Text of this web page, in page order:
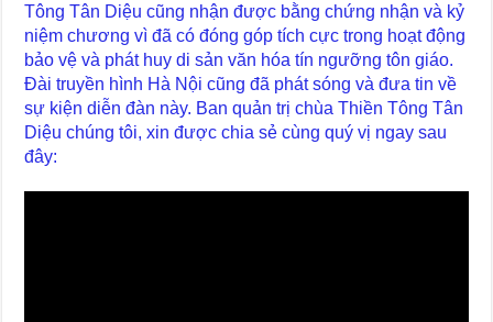
Tông Tân Diệu cũng nhận được bằng chứng nhận và kỷ
niệm chương vì đã có đóng góp tích cực trong hoạt động
bảo vệ và phát huy di sản văn hóa tín ngưỡng tôn giáo.
Đài truyền hình Hà Nội cũng đã phát sóng và đưa tin về
sự kiện diễn đàn này. Ban quản trị chùa Thiền Tông Tân
Diệu chúng tôi, xin được chia sẻ cùng quý vị ngay sau
đây: